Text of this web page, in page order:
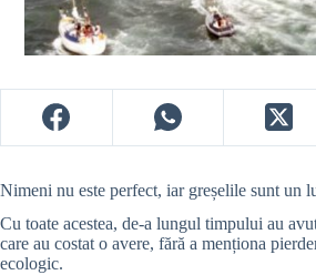
Nimeni nu este perfect, iar greșelile sunt un
Cu toate acestea, de-a lungul timpului au
care au costat o avere, fără a menționa
ecologic.